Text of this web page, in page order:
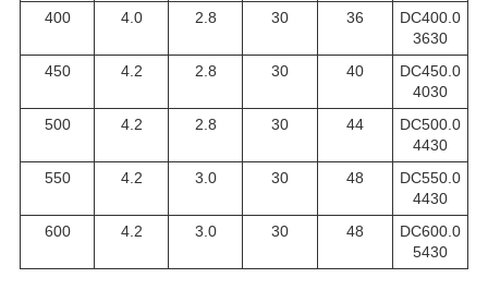
400
4.0 2.8 30 36
DC400.0
3630
450
4.2 2.8 30 40
DC450.0
4030
500
4.2 2.8 30 44
DC500.0
4430
550
4.2 3.0 30 48
DC550.0
4430
600
4.2 3.0 30 48
DC600.0
5430